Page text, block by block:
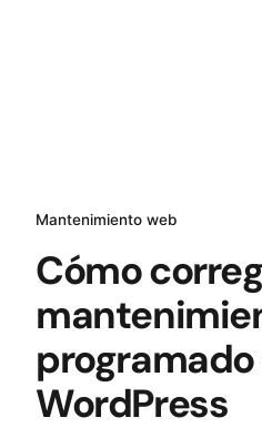
Mantenimiento web
Cómo
WordPress